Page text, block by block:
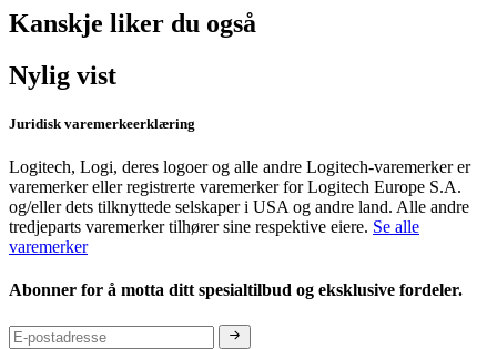
Kanskje liker du også
Nylig vist
Juridisk varemerkeerklæring
Logitech, Logi, deres logoer og alle andre Logitech-varemerker er
varemerker eller registrerte varemerker for Logitech Europe S.A.
og/eller dets tilknyttede selskaper i USA og andre land. Alle andre
tredjeparts varemerker tilhører sine respektive eiere. Se alle
varemerker
Abonner for å motta ditt spesialtilbud og eksklusive fordeler.